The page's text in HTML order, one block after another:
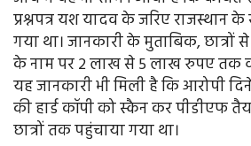
प्रश्नपत्र यश यादव के जरिए राजस्थान
गया था। जानकारी के मुताबिक, छात्रों
के नाम पर 2 लाख से 5 लाख रुपए तक
यह जानकारी भी मिली है कि आरोपी
की हार्ड कॉपी को स्कैन कर पीडीएफ
छात्रों तक पहुंचाया गया था।